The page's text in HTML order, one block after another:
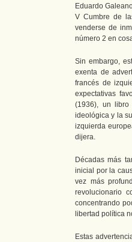
Eduardo
V Cumbre de
venderse de
número 2 en
Sin embargo,
exenta de
francés de
expectativas
(1936), un libro
ideológica y la
izquierda
dijera.
Décadas más
inicial por la
vez más
revolucionario
concentrando
libertad política
Estas